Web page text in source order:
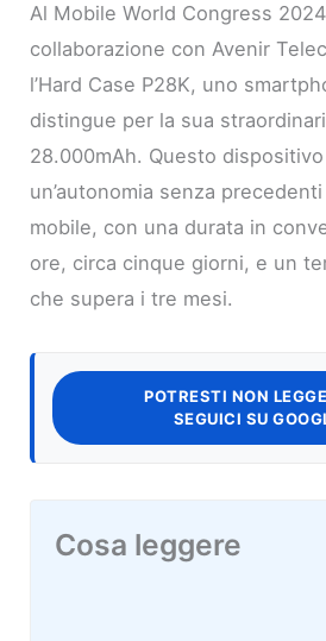
Al Mobile World Congress
collaborazione con Avenir
l’Hard Case P28K, uno
distingue per la sua
28.000mAh. Questo
un’autonomia senza
mobile, con una durata in
ore, circa cinque giorni, e un
che supera i tre mesi.
POTRESTI NON
SEGUICI SU
Cosa leggere